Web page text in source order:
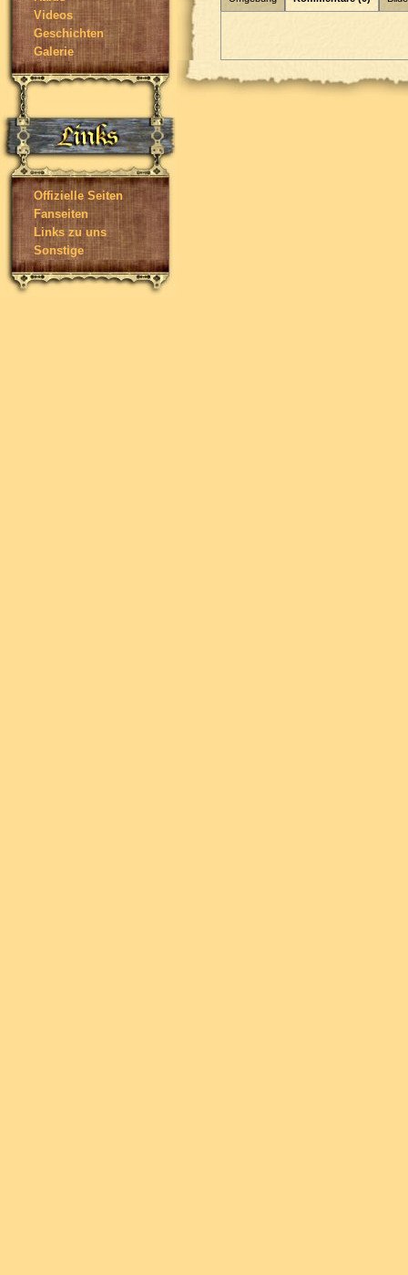
Videos
Geschichten
Galerie
Offizielle Seiten
Fanseiten
Links zu uns
Sonstige